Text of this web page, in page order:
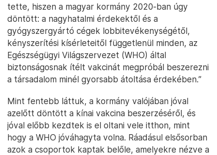
tette, hiszen a magyar kormány 2020-ban úgy
döntött: a nagyhatalmi érdekektől és a
gyógyszergyártó cégek lobbitevékenységétől,
kényszerítési kísérleteitől függetlenül minden, az
Egészségügyi Világszervezet (WHO) által
biztonságosnak ítélt vakcinát megpróbál beszerezni
a társadalom minél gyorsabb átoltása érdekében.”
Mint fentebb láttuk, a kormány valójában jóval
azelőtt döntött a kínai vakcina beszerzéséről, és
jóval előbb kezdtek is el oltani vele itthon, mint
hogy a WHO jóváhagyta volna. Ráadásul elsősorban
azok a csoportok kaptak belőle, amelyekre nézve a